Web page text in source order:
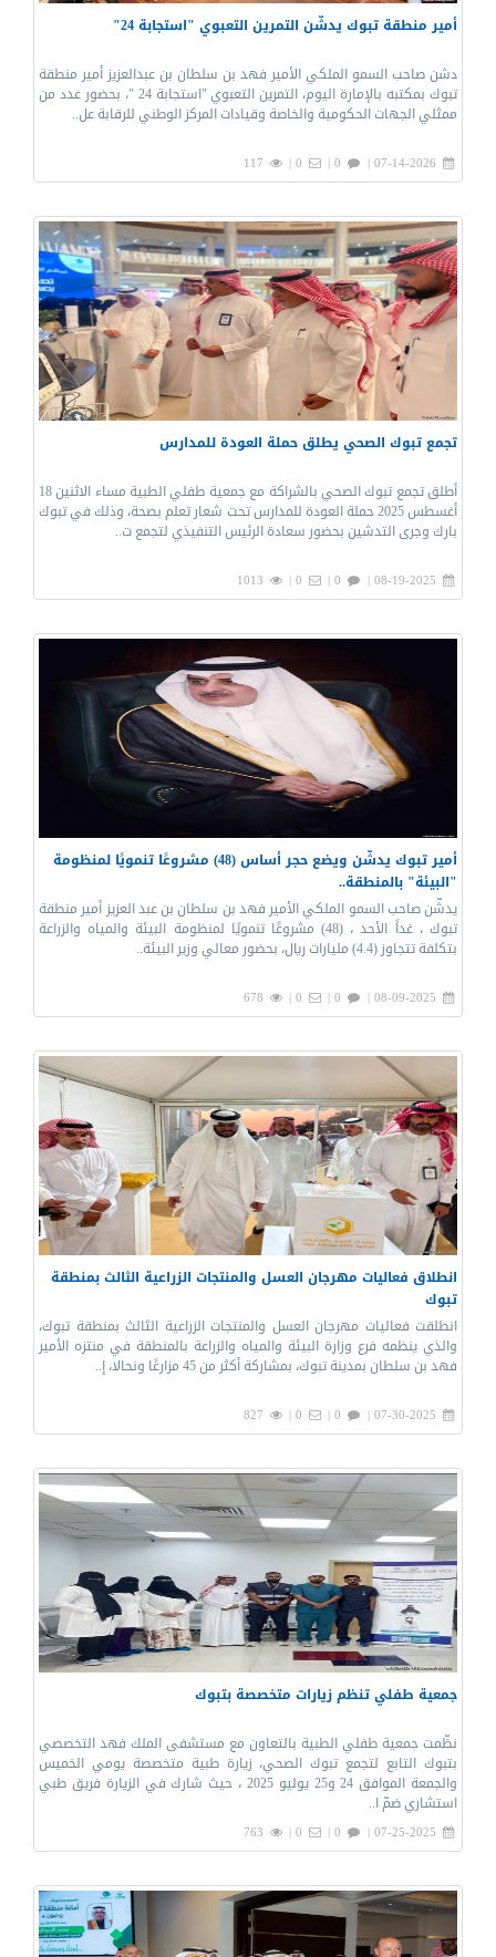
أمير منطقة تبوك يدشّن التمرين التعبوي "استجابة 24"
دشن صاحب السمو الملكي الأمير فهد بن سلطان بن عبدالعزيز أمير منطقة
تبوك بمكتبه بالإمارة اليوم، التمرين التعبوي "استجابة 24 "، بحضور عدد من
ممثلي الجهات الحكومية والخاصة وقيادات المركز الوطني للرقابة عل..
07-14-2026 |
0 |
0 |
117
تجمع تبوك الصحي يطلق حملة العودة للمدارس
أطلق ⁧‫تجمع تبوك الصحي‬⁩ بالشراكة مع ⁧‫جمعية طفلي الطبية‬⁩ مساء الاثنين 18
أغسطس 2025 حملة ⁧‫العودة للمدارس‬⁩ تحت شعار ⁧تعلم بصحة‬⁩، وذلك في تبوك
بارك ‏وجرى التدشين بحضور سعادة الرئيس التنفيذي لتجمع ت..
08-19-2025 |
0 |
0 |
1013
أمير تبوك يدشّن ويضع حجر أساس (48) مشروعًا تنمويًا لمنظومة
"البيئة" بالمنطقة..
يدشّن صاحب السمو الملكي الأمير فهد بن سلطان بن عبد العزيز أمير منطقة
تبوك ، غداً الأحد ، (48) مشروعًا تنمويًا لمنظومة البيئة والمياه والزراعة
بتكلفة تتجاوز (4.4) مليارات ريال، بحضور معالي وزير البيئة..
08-09-2025 |
0 |
0 |
678
انطلاق فعاليات مهرجان العسل والمنتجات الزراعية الثالث بمنطقة
تبوك
انطلقت فعاليات مهرجان العسل والمنتجات الزراعية الثالث بمنطقة تبوك،
والذي ينظمه فرع وزارة البيئة والمياه والزراعة بالمنطقة في منتزه الأمير
فهد بن سلطان بمدينة تبوك، بمشاركة أكثر من 45 مزارعًا ونحالا، إ..
07-30-2025 |
0 |
0 |
827
جمعية طفلي تنظم زيارات متخصصة بتبوك
نظّمت جمعية طفلي الطبية بالتعاون مع مستشفى الملك فهد التخصصي
بتبوك التابع لتجمع تبوك الصحي، زيارة طبية متخصصة يومي الخميس
والجمعة الموافق 24 و25 يوليو 2025 ، حيث شارك في الزيارة فريق طبي
استشاري ضمّ ا..
07-25-2025 |
0 |
0 |
763